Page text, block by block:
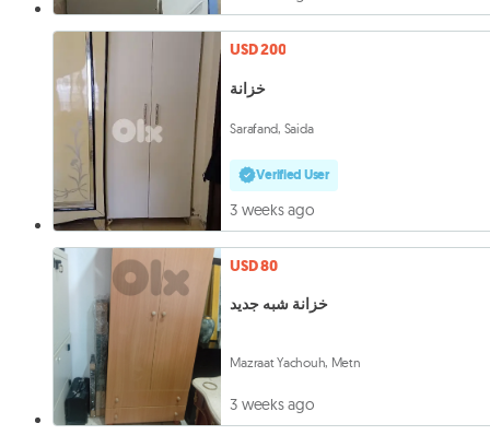
USD 200
خزانة
Sarafand, Saida
Verified User
3 weeks ago
USD 80
خزانة شبه جديد
Mazraat Yachouh, Metn
3 weeks ago